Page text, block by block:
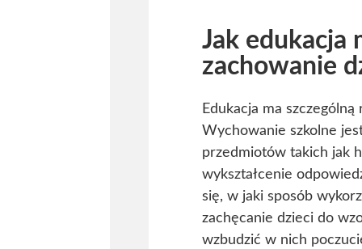
Jak edukacja
zachowanie
Edukacja ma
Wychowanie szkolne
przedmiotów takich jak
wykształcenie
się, w jaki sposób
zachęcanie dzieci do
wzbudzić w nich